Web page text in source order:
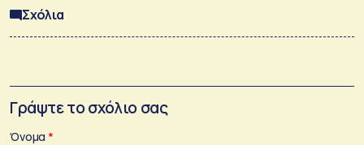
Σχόλια
Γράψτε το σχόλιο σας
Όνομα